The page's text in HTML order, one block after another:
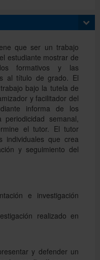
que ser un trabajo
estudiante mostrar de
formativos y las
al título de grado. El
bajo la tutela de
y facilitador del
informa de los
semanal,
el tutor. El tutor
individuales que crea
y seguimiento del
e investigación
realizado en
y defender un